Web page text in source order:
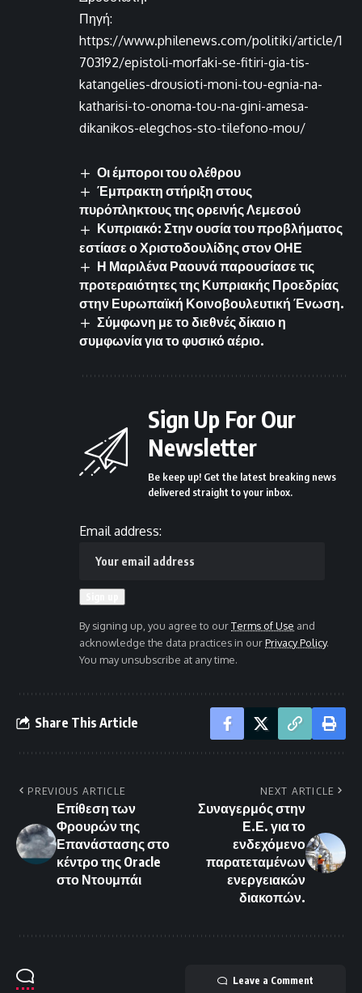
Πηγή:
https://www.philenews.com/politiki/article/1
703192/epistoli-morfaki-se-fitiri-gia-tis-
katangelies-drousioti-moni-tou-egnia-na-
katharisi-to-onoma-tou-na-gini-amesa-
dikanikos-elegchos-sto-tilefono-mou/
Οι έμποροι του ολέθρου
Έμπρακτη στήριξη στους
πυρόπληκτους της ορεινής Λεμεσού
Κυπριακό: Στην ουσία του προβλήματος
εστίασε ο Χριστοδουλίδης στον ΟΗΕ
Η Μαριλένα Ραουνά παρουσίασε τις
προτεραιότητες της Κυπριακής Προεδρίας
στην Ευρωπαϊκή Κοινοβουλευτική Ένωση.
Σύμφωνη με το διεθνές δίκαιο η
συμφωνία για το φυσικό αέριο.
Sign Up For Our
Newsletter
Be keep up! Get the latest breaking news
delivered straight to your inbox.
Email address:
By signing up, you agree to ourTerms of Use and
acknowledge the data practices in ourPrivacy Policy.
You may unsubscribe at any time.
Share This Article
PREVIOUS ARTICLE
Επίθεση των
Φρουρών της
Επανάστασης στο
κέντρο της Oracle
στο Ντουμπάι
NEXT ARTICLE
Συναγερμός στην
Ε.Ε. για το
ενδεχόμενο
παρατεταμένων
ενεργειακών
διακοπών.
Leave a Comment